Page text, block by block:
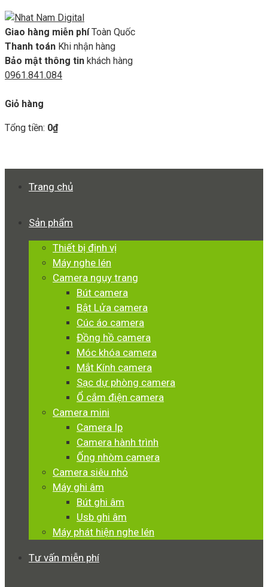
Giao hàng miễn phí Toàn Quốc
Thanh toán Khi nhận hàng
Bảo mật thông tin khách hàng
0961.841.084
Giỏ hàng
Tổng tiền: 0₫
Trang chủ
Sản phẩm
Thiết bị định vị
Máy nghe lén
Camera ngụy trang
Bút camera
Bật Lửa camera
Cúc áo camera
Đồng hồ camera
Móc khóa camera
Mắt Kính camera
Sạc dự phòng camera
Ổ cắm điện camera
Camera mini
Camera Ip
Camera hành trình
Ống nhòm camera
Camera siêu nhỏ
Máy ghi âm
Bút ghi âm
Usb ghi âm
Máy phát hiện nghe lén
Tư vấn miễn phí